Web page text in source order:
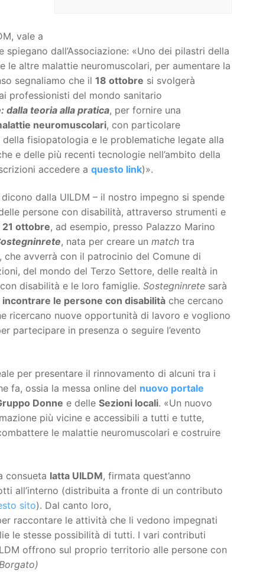
vale a
spiegano dall’Associazione: «Uno dei pilastri della
le altre malattie neuromuscolari, per aumentare la
segnaliamo che il 18 ottobre si svolgerà
professionisti del mondo sanitario
dalla teoria alla pratica, per fornire una
neuromuscolari, con particolare
fisiopatologia e le problematiche legate alla
e delle più recenti tecnologie nell’ambito della
accedere a questo link)».
dicono dalla UILDM – il nostro impegno si spende
persone con disabilità, attraverso strumenti e
21 ottobre, ad esempio, presso Palazzo Marino
, nata per creare un match tra
avverrà con il patrocinio del Comune di
del mondo del Terzo Settore, delle realtà in
disabilità e le loro famiglie. Sostegninrete sarà
le persone con disabilità che cercano
ricercano nuove opportunità di lavoro e vogliono
partecipare in presenza o seguire l’evento
per presentare il rinnovamento di alcuni tra i
fa, ossia la messa online del nuovo portale
Donne e delle Sezioni locali. «Un nuovo
più vicine e accessibili a tutti e tutte,
le malattie neuromuscolari e costruire
consueta latta UILDM, firmata quest’anno
all’interno (distribuita a fronte di un contributo
sito). Dal canto loro,
raccontare le attività che li vedono impegnati
le stesse possibilità di tutti. I vari contributi
offrono sul proprio territorio alle persone con